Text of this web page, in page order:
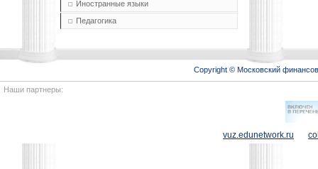
Иностранные языки
Педагогика
Copyright © Московский
Наши партнеры:
vuz.edunetwork.ru